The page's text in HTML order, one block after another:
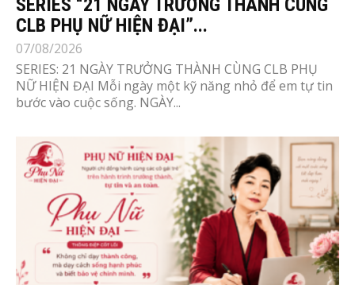
SERIES “21 NGÀY TRƯỞNG THÀNH CÙNG
CLB PHỤ NỮ HIỆN ĐẠI”...
07/08/2026
SERIES: 21 NGÀY TRƯỞNG THÀNH CÙNG CLB PHỤ
NỮ HIỆN ĐẠI Mỗi ngày một kỹ năng nhỏ để em tự tin
bước vào cuộc sống. NGÀY...